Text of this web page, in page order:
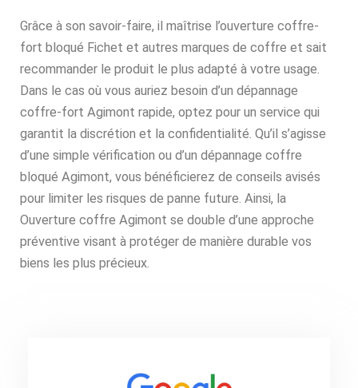
Grâce à son savoir-faire, il maîtrise l’ouverture coffre-
fort bloqué Fichet et autres marques de coffre et sait
recommander le produit le plus adapté à votre usage.
Dans le cas où vous auriez besoin d’un dépannage
coffre-fort Agimont rapide, optez pour un service qui
garantit la discrétion et la confidentialité. Qu’il s’agisse
d’une simple vérification ou d’un dépannage coffre
bloqué Agimont, vous bénéficierez de conseils avisés
pour limiter les risques de panne future. Ainsi, la
Ouverture coffre Agimont se double d’une approche
préventive visant à protéger de manière durable vos
biens les plus précieux.